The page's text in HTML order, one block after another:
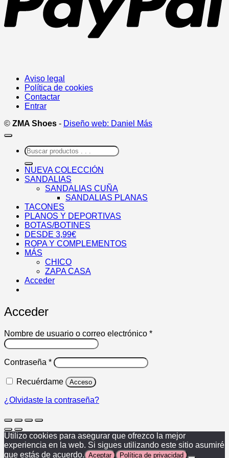
Aviso legal
Política de cookies
Contactar
Entrar
© ZMA Shoes - Diseño web: Daniel Más
Buscar
por:
NUEVA COLECCIÓN
SANDALIAS
SANDALIAS CUÑA
SANDALIAS PLANAS
TACONES
PLANOS Y DEPORTIVAS
BOTAS/BOTINES
DESDE 3,99€
ROPA Y COMPLEMENTOS
MÁS
CHICO
ZAPA CASA
Acceder
Acceder
Nombre de usuario o correo electrónico *Obligatorio
Contraseña *Obligatorio
Recuérdame Acceso
¿Olvidaste la contraseña?
Utilizo cookies para asegurar que ofrezco la mejor
experiencia en la web. Si sigues utilizando este sitio asumiré
que estás de acuerdo. Aceptar Política de privacidad